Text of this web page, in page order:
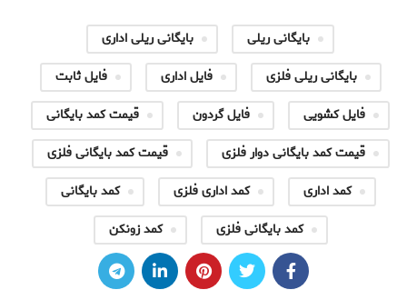
بایگانی ریلی
بایگانی ریلی اداری
بایگانی ریلی فلزی
فایل اداری
فایل ثابت
فایل کشویی
فایل گردون
قیمت کمد بایگانی
قیمت کمد بایگانی دوار فلزی
قیمت کمد بایگانی فلزی
کمد اداری
کمد اداری فلزی
کمد بایگانی
کمد بایگانی فلزی
کمد زونکن